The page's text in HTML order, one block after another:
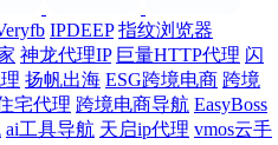
IPDEEP 指纹浏览器
神龙代理IP 巨量HTTP代理 闪
扬帆出海 ESG跨境电商 跨境
宅代理 跨境电商导航 EasyBoss
ai工具导航 天启ip代理 vmos云手